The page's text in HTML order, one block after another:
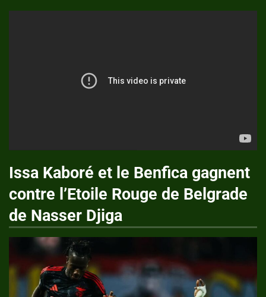
Issa Kaboré et le Benfica gagnent
contre l’Etoile Rouge de Belgrade
de Nasser Djiga